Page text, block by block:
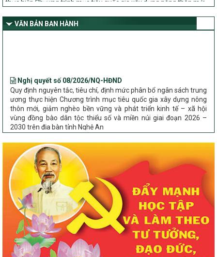
giảm nghèo bền vững và phát triển kinh tế – xã hội vùng đồng bào
Nghệ An
VĂN BẢN BAN HÀNH
Quy định nguyên tắc, tiêu chí, định mức phân bổ ngân sách trung
ương thực hiện Chương trình mục tiêu quốc gia xây dựng nông
thôn mới, giảm nghèo bền vững và phát triển kinh tế – xã hội
vùng đồng bào dân tộc thiểu số và miền núi giai đoạn 2026 –
2030 trên địa bàn tỉnh Nghệ An
Chỉ Thị số 22-CT/TU
nông thôn mới, giảm nghèo bền vững và phát triển kinh tế – xã
hội vùng đồng bào dân tộc thiểu số và miền núi giai đoạn 2026 –
2030 trên địa bàn tỉnh Nghệ An
Quyết định số 2490/QĐ-UBND
Về việc thành lập Ban Chỉ đạo Chương trình mục tiều quốc gia xây
dựng nông thôn mới, giảm nghèo bền vững và phát triển kinh tế –
xã hội vùng đồng bào dân tộc thiểu số và miền núi giai đoạn 2026
-2030 tỉnh Nghệ An
Thông tư Số 23/2026/TT-BNNMT
Thông tư Hướng dẫn thực hiện một số nội dung Chương trình
mục tiêu quốc gia xây dựng nông thôn mới, giảm nghèo bền